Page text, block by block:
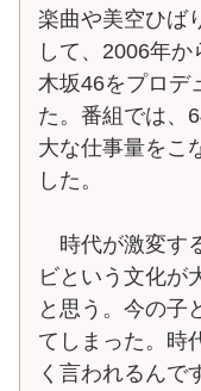
楽曲や美空ひば
して、2006年
木坂46をプロデ
た。番組では、
大な仕事量をこ
した。
時代が激変す
ビという文化が
と思う。今の子
てしまった。時
く言われるんで